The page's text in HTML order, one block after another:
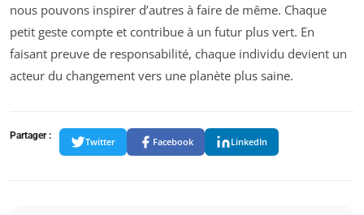
nous pouvons inspirer d’autres à faire de même. Chaque
petit geste compte et contribue à un futur plus vert. En
faisant preuve de responsabilité, chaque individu devient un
acteur du changement vers une planète plus saine.
Partager :
Twitter Facebook LinkedIn